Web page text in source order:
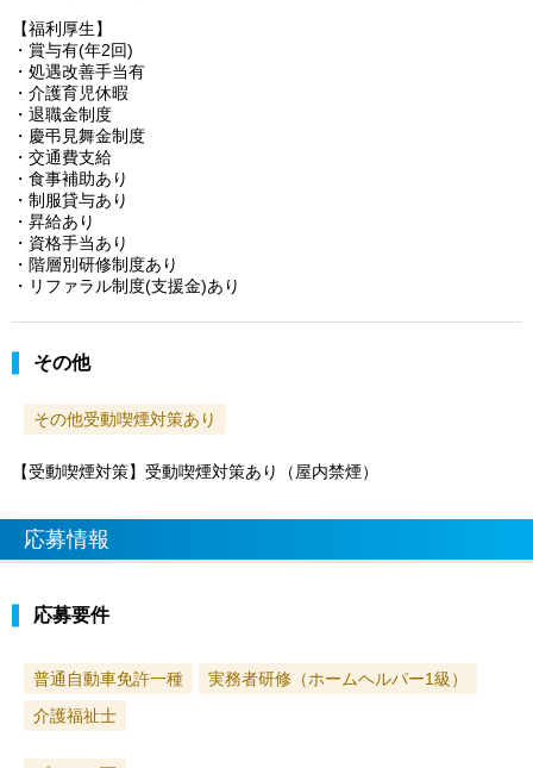
【福利厚生】
・賞与有(年2回)
・処遇改善手当有
・介護育児休暇
・退職金制度
・慶弔見舞金制度
・交通費支給
・食事補助あり
・制服貸与あり
・昇給あり
・資格手当あり
・階層別研修制度あり
・リファラル制度(支援金)あり
その他
その他受動喫煙対策あり
【受動喫煙対策】受動喫煙対策あり（屋内禁煙）
応募情報
応募要件
普通自動車免許一種
実務者研修（ホームヘルパー1級）
介護福祉士